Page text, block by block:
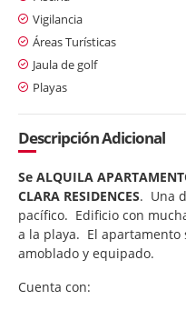
Vigilancia
Áreas Turísticas
Jaula de golf
Playas
Descripción Adicional
Se ALQUILA
CLARA RESIDENCES. Una
pacífico. Edificio con
a la playa. El
amoblado y equipado.
Cuenta con: